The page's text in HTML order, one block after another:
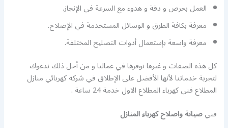
العمل بحرص و دقة و هدوء مع السرعة في الإنجاز.
معرفة بكافة الطرق و الوسائل المستخدمة في الإصلاح.
معرفة واسعة بإستعمال أدوات التصليح المختلفة.
كل هذه الصفات و غيرها نوفرها في عمالنا و من أجل ذلك ندعوك
لتجربة خدماتنا لأنها الأفضل على الإطلاق في شركة كهربائي منازل
المطلاع فني كهرباء المطلاع الاول خدمة 24 ساعة .
فنيصيانة واصلاح كهرباء المنازل